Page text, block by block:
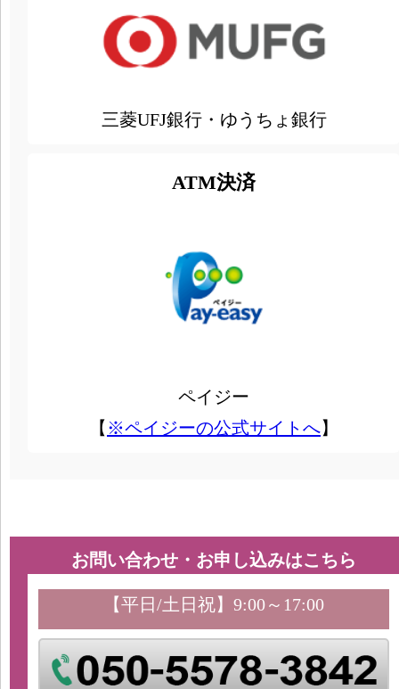
三菱UFJ銀行・ゆうちょ銀行
ATM決済
ペイジー
【 ※ペイジーの公式サイトへ】
お問い合わせ・お申し込みはこちら
【平日/土日祝】9:00～17:00